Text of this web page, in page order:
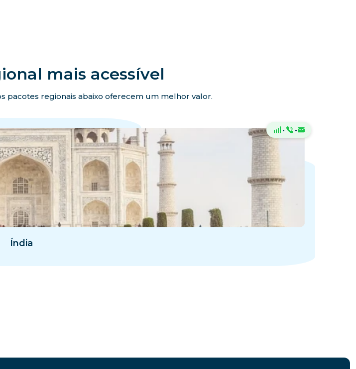
mais acessível
pacotes regionais abaixo oferecem um melhor valor.
· ·
Índia